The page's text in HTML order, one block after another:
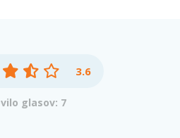
3.6
glasov: 7